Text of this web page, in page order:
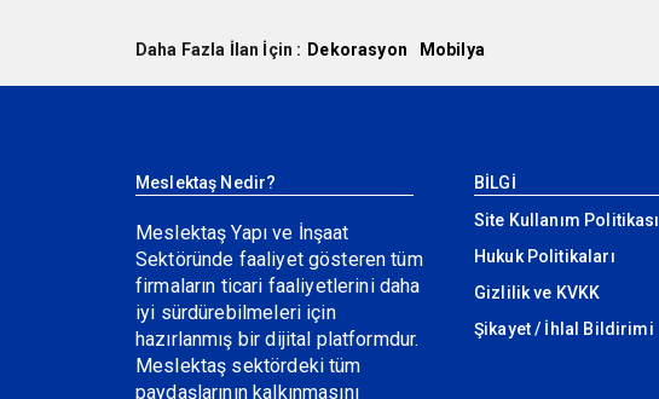
Daha Fazla İlan İçin : Dekorasyon Mobilya
Meslektaş Nedir?
Meslektaş Yapı ve İnşaat
Sektöründe faaliyet gösteren tüm
firmaların ticari faaliyetlerini daha
iyi sürdürebilmeleri için
hazırlanmış bir dijital platformdur.
Meslektaş sektördeki tüm
paydaşlarının kalkınmasını
BİLGİ
Site Kullanım Politikası
Hukuk Politikaları
Gizlilik ve KVKK
Şikayet / İhlal Bildirimi